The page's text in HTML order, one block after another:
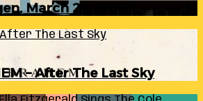
March 24, 1960
After The Last Sky
– After The Last Sky